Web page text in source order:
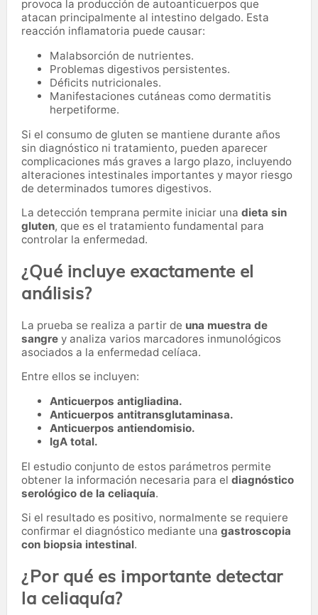
provoca la producción de autoanticuerpos que
atacan principalmente al intestino delgado. Esta
reacción inflamatoria puede causar:
Malabsorción de nutrientes.
Problemas digestivos persistentes.
Déficits nutricionales.
Manifestaciones cutáneas como dermatitis
herpetiforme.
Si el consumo de gluten se mantiene durante años
sin diagnóstico ni tratamiento, pueden aparecer
complicaciones más graves a largo plazo, incluyendo
alteraciones intestinales importantes y mayor riesgo
de determinados tumores digestivos.
La detección temprana permite iniciar una dieta sin
gluten, que es el tratamiento fundamental para
controlar la enfermedad.
¿Qué incluye exactamente el
análisis?
La prueba se realiza a partir de una muestra de
sangre y analiza varios marcadores inmunológicos
asociados a la enfermedad celíaca.
Entre ellos se incluyen:
Anticuerpos antigliadina.
Anticuerpos antitransglutaminasa.
Anticuerpos antiendomisio.
IgA total.
El estudio conjunto de estos parámetros permite
obtener la información necesaria para el diagnóstico
serológico de la celiaquía.
Si el resultado es positivo, normalmente se requiere
confirmar el diagnóstico mediante una gastroscopia
con biopsia intestinal.
¿Por qué es importante detectar
la celiaquía?